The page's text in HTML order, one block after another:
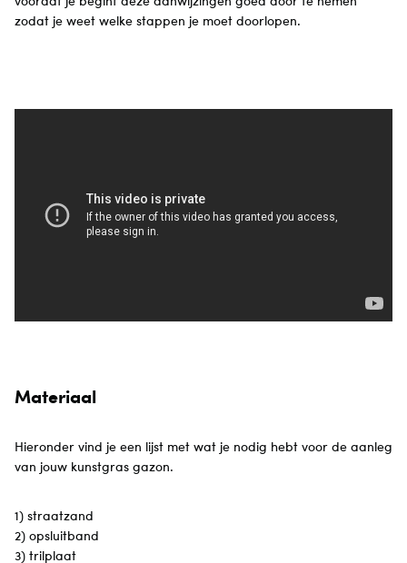
zodat je weet welke stappen je moet doorlopen.
Materiaal
Hieronder vind je een lijst met wat je nodig hebt voor de aanleg
van jouw kunstgras gazon.
1) straatzand
2) opsluitband
3) trilplaat